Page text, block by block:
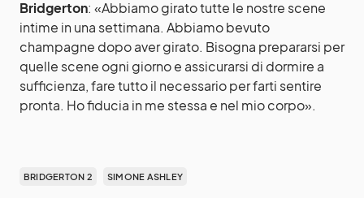
Bridgerton: «Abbiamo girato tutte le nostre scene
intime in una settimana. Abbiamo bevuto
champagne dopo aver girato. Bisogna prepararsi per
quelle scene ogni giorno e assicurarsi di dormire a
sufficienza, fare tutto il necessario per farti sentire
pronta. Ho fiducia in me stessa e nel mio corpo».
BRIDGERTON 2 SIMONE ASHLEY